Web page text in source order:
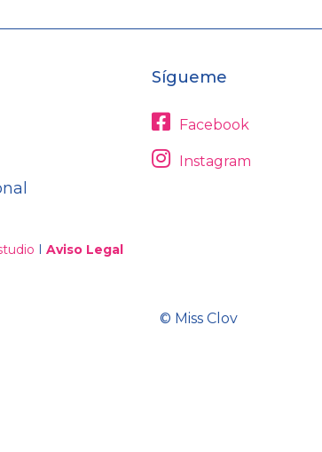
I Aviso Legal
Sígueme
Facebook
Instagram
© Miss Clov